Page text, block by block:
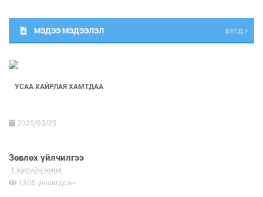
МЭДЭЭ МЭДЭЭЛЭЛ БҮГД
УСАА ХАЙРЛАЯ ХАМТДАА
2025/03/25
Зөвлөх үйлчилгээ
1 жилийн өмнө
1305 уншигдсан